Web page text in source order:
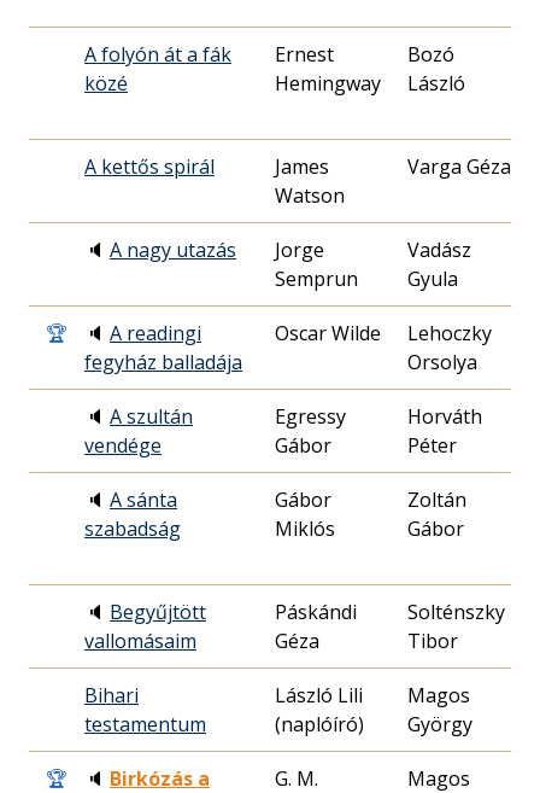
A folyón át a fák
közé
Ernest
Hemingway
Bozó
László
A kettős spirál
James
Watson
Varga Géza
🔈 A nagy utazás
Jorge
Semprun
Vadász
Gyula
🏆 🔈 A readingi
fegyház balladája
Oscar Wilde
Lehoczky
Orsolya
🔈 A szultán
vendége
Egressy
Gábor
Horváth
Péter
🔈 A sánta
szabadság
Gábor
Miklós
Zoltán
Gábor
🔈 Begyűjtött
vallomásaim
Páskándi
Géza
Solténszky
Tibor
Bihari
testamentum
László Lili
(naplóíró)
Magos
György
🏆 🔈 Birkózás a
G. M.
Magos